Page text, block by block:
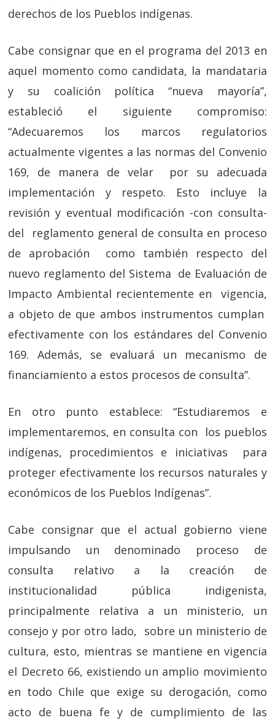
derechos de los Pueblos indígenas.
Cabe consignar que en el programa del 2013 en
aquel momento como candidata, la mandataria
y su coalición política “nueva mayoría”,
estableció el siguiente compromiso:
“Adecuaremos los marcos regulatorios
actualmente vigentes a las normas del Convenio
169, de manera de velar por su adecuada
implementación y respeto. Esto incluye la
revisión y eventual modificación -con consulta-
del reglamento general de consulta en proceso
de aprobación como también respecto del
nuevo reglamento del Sistema de Evaluación de
Impacto Ambiental recientemente en vigencia,
a objeto de que ambos instrumentos cumplan
efectivamente con los estándares del Convenio
169. Además, se evaluará un mecanismo de
financiamiento a estos procesos de consulta”.
En otro punto establece: “Estudiaremos e
implementaremos, en consulta con los pueblos
indígenas, procedimientos e iniciativas para
proteger efectivamente los recursos naturales y
económicos de los Pueblos Indígenas”.
Cabe consignar que el actual gobierno viene
impulsando un denominado proceso de
consulta relativo a la creación de
institucionalidad pública indigenista,
principalmente relativa a un ministerio, un
consejo y por otro lado, sobre un ministerio de
cultura, esto, mientras se mantiene en vigencia
el Decreto 66, existiendo un amplio movimiento
en todo Chile que exige su derogación, como
acto de buena fe y de cumplimiento de las